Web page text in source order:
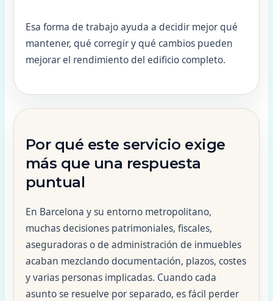
Esa forma de trabajo ayuda a decidir mejor qué
mantener, qué corregir y qué cambios pueden
mejorar el rendimiento del edificio completo.
Por qué este servicio exige
más que una respuesta
puntual
En Barcelona y su entorno metropolitano,
muchas decisiones patrimoniales, fiscales,
aseguradoras o de administración de inmuebles
acaban mezclando documentación, plazos, costes
y varias personas implicadas. Cuando cada
asunto se resuelve por separado, es fácil perder